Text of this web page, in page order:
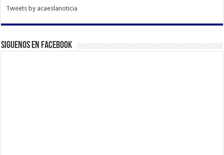
Tweets by acaeslanoticia
Siguenos en Facebook